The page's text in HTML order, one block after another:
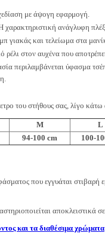
με άψογη εφαρμογή.
χαρακτηριστική ανάγλυφη
γιακάς και τελείωμα στα
ρέλι στον αυχένα που
περιλαμβάνεται ύφασμα
του στήθους σας, λίγο
M L
94-100 cm 100-
που εγγυάται στιβαρή
και τα διαθέσιμα χρώματα